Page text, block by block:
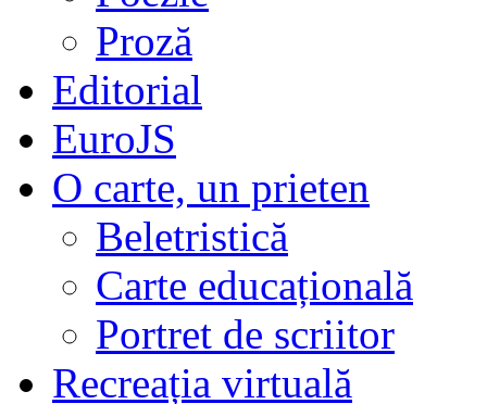
Proză
Editorial
EuroJS
O carte, un prieten
Beletristică
Carte educațională
Portret de scriitor
Recreația virtuală